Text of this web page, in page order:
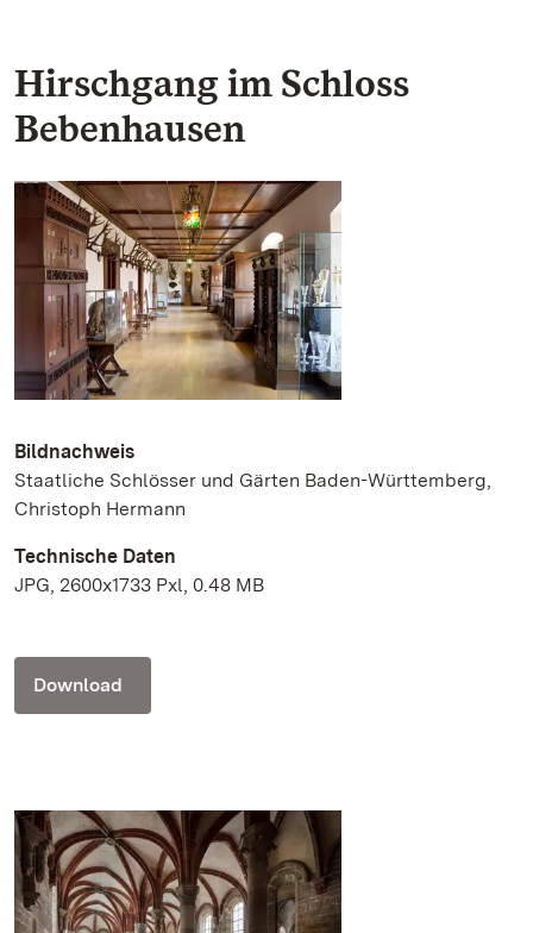
Hirschgang im Schloss
Bebenhausen
Bildnachweis
Staatliche Schlösser und Gärten Baden-Württemberg,
Christoph Hermann
Technische Daten
JPG, 2600x1733 Pxl, 0.48 MB
Download